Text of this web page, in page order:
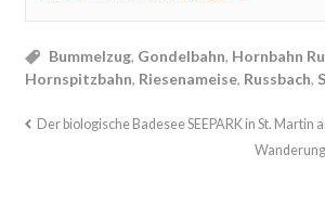
Bummelzug, Gondelbahn, Hornbahn
Hornspitzbahn, Riesenameise, Russbach,
Der biologische Badesee SEEPARK in St. Martin